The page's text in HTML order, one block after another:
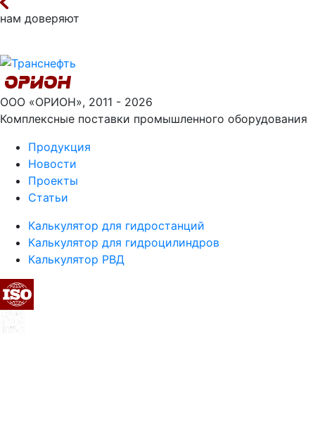
нам доверяют
ООО «ОРИОН», 2011 - 2026
Комплексные поставки промышленного оборудования
Продукция
Новости
Проекты
Статьи
Калькулятор для гидростанций
Калькулятор для гидроцилиндров
Калькулятор РВД